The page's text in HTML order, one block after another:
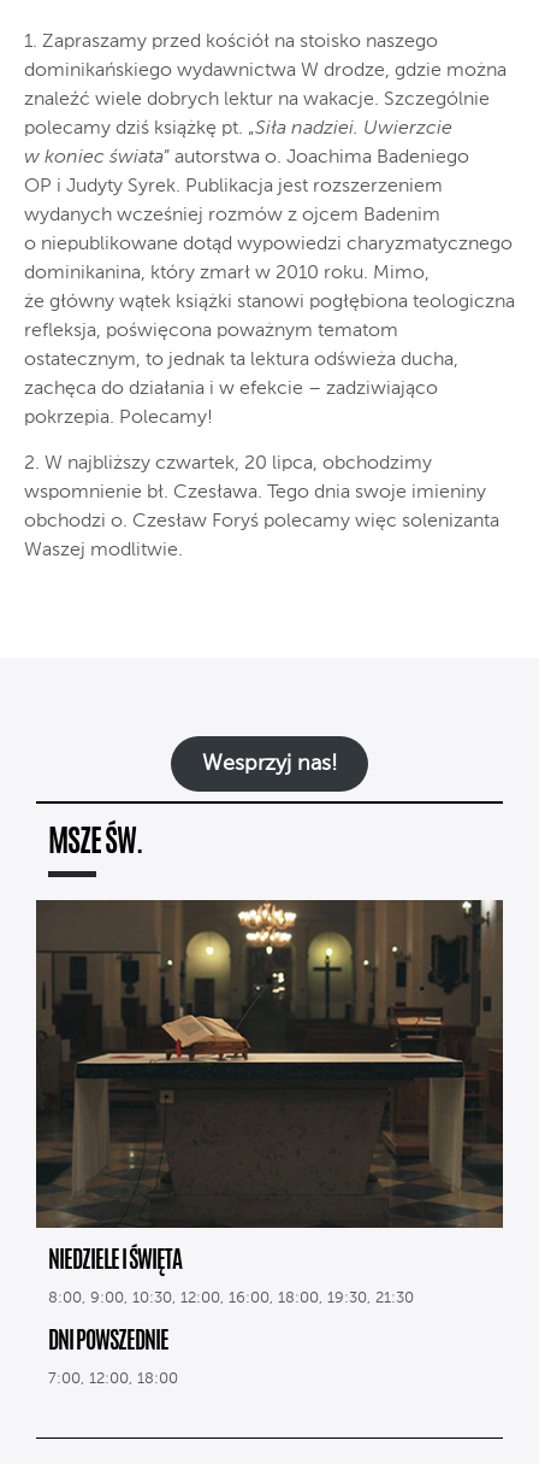
1. Zapraszamy przed kościół na stoisko naszego
dominikańskiego wydawnictwa W drodze, gdzie można
znaleźć wiele dobrych lektur na wakacje. Szczególnie
polecamy dziś książkę pt. „Siła nadziei. Uwierzcie
w koniec świata” autorstwa o. Joachima Badeniego
OP i Judyty Syrek. Publikacja jest rozszerzeniem
wydanych wcześniej rozmów z ojcem Badenim
o niepublikowane dotąd wypowiedzi charyzmatycznego
dominikanina, który zmarł w 2010 roku. Mimo,
że główny wątek książki stanowi pogłębiona teologiczna
refleksja, poświęcona poważnym tematom
ostatecznym, to jednak ta lektura odświeża ducha,
zachęca do działania i w efekcie – zadziwiająco
pokrzepia. Polecamy!
2. W najbliższy czwartek, 20 lipca, obchodzimy
wspomnienie bł. Czesława. Tego dnia swoje imieniny
obchodzi o. Czesław Foryś polecamy więc solenizanta
Waszej modlitwie.
Wesprzyj nas!
MSZE ŚW.
NIEDZIELE I ŚWIĘTA
8:00, 9:00, 10:30, 12:00, 16:00, 18:00, 19:30, 21:30
DNI POWSZEDNIE
7:00, 12:00, 18:00